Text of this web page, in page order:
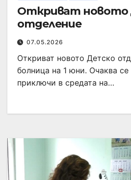
Откриват новото
отделение
07.05.2026
Откриват новото Детско
болница на 1 юни. Очаква
приключи в средата на…